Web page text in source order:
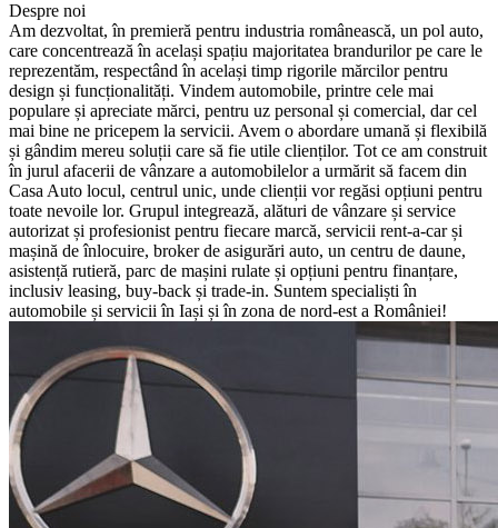
Despre noi
Am dezvoltat, în premieră pentru industria românească, un pol auto,
care concentrează în același spațiu majoritatea brandurilor pe care le
reprezentăm, respectând în același timp rigorile mărcilor pentru
design și funcționalități. Vindem automobile, printre cele mai
populare și apreciate mărci, pentru uz personal și comercial, dar cel
mai bine ne pricepem la servicii. Avem o abordare umană și flexibilă
și gândim mereu soluții care să fie utile clienților. Tot ce am construit
în jurul afacerii de vânzare a automobilelor a urmărit să facem din
Casa Auto locul, centrul unic, unde clienții vor regăsi opțiuni pentru
toate nevoile lor. Grupul integrează, alături de vânzare și service
autorizat și profesionist pentru fiecare marcă, servicii rent-a-car și
mașină de înlocuire, broker de asigurări auto, un centru de daune,
asistență rutieră, parc de mașini rulate și opțiuni pentru finanțare,
inclusiv leasing, buy-back și trade-in. Suntem specialiști în
automobile și servicii în Iași și în zona de nord-est a României!